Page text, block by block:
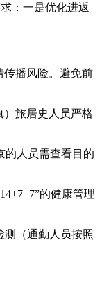
：一是优化进返
传播风险。避免前
）旅居史人员严格
的人员需查看目的
的健康管理
测（通勤人员按照